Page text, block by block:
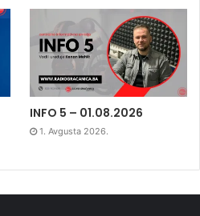
INFO 5 – 01.08.2026
1. Avgusta 2026.